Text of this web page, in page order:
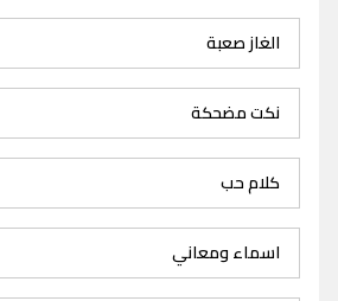
الغاز صعبة
نكت مضحكة
كلام حب
اسماء ومعاني